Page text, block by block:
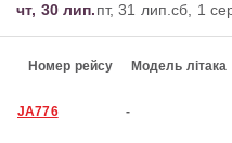
чт, 30 лип.пт, 31 лип.сб, 1
Номер рейсу Модель літака
JA776 -